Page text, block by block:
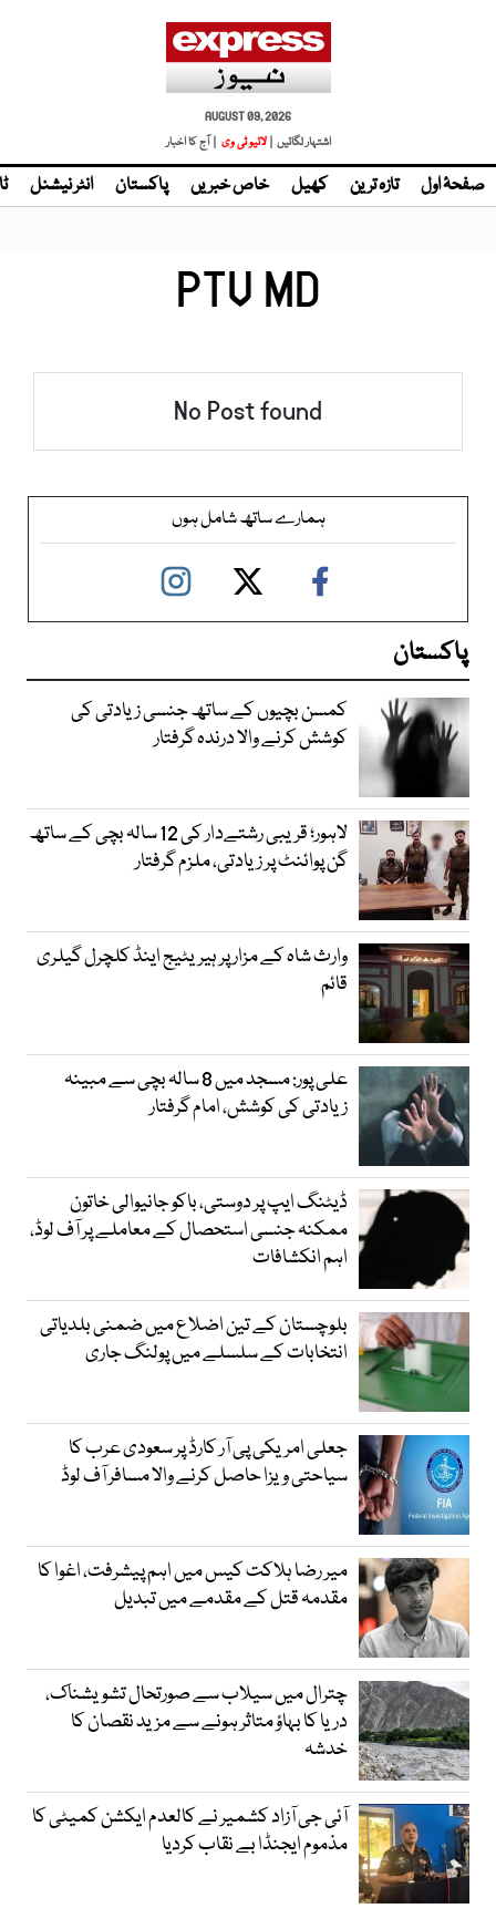
AUGUST 09, 2026
اشتہار لگائیں | لائیو ٹی وی | آج کا اخبار
صفحۂ اول تازہ ترین کھیل خاص خبریں پاکستان انٹر نیشنل
PTV MD
No Post found
ہمارے ساتھ شامل ہوں
پاکستان
کمسن بچیوں کے ساتھ جنسی زیادتی کی
کوشش کرنے والا درندہ گرفتار
لاہور؛ قریبی رشتےدار کی 12 سالہ بچی کے ساتھ
گن پوائنٹ پر زیادتی، ملزم گرفتار
وارث شاہ کے مزار پر ہیریٹیج اینڈ کلچرل گیلری
قائم
علی پور: مسجد میں 8 سالہ بچی سے مبینہ
زیادتی کی کوشش، امام گرفتار
ڈیٹنگ ایپ پر دوستی، باکو جانیوالی خاتون
ممکنہ جنسی استحصال کے معاملے پر آف لوڈ،
اہم انکشافات
بلوچستان کے تین اضلاع میں ضمنی بلدیاتی
انتخابات کے سلسلے میں پولنگ جاری
جعلی امریکی پی آر کارڈ پر سعودی عرب کا
سیاحتی ویزا حاصل کرنے والا مسافر آف لوڈ
میر رضا ہلاکت کیس میں اہم پیشرفت، اغوا کا
مقدمہ قتل کے مقدمے میں تبدیل
چترال میں سیلاب سے صورتحال تشویشناک،
دریا کا بہاؤ متاثر ہونے سے مزید نقصان کا
خدشہ
آئی جی آزاد کشمیر نے کالعدم ایکشن کمیٹی کا
مذموم ایجنڈا بے نقاب کردیا